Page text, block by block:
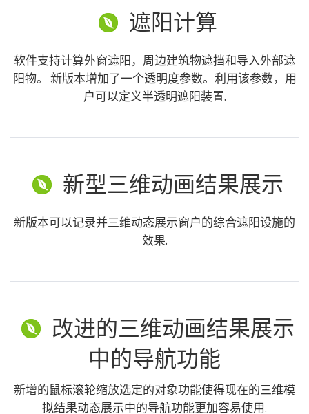
遮阳计算
软件支持计算外窗遮阳，周边建筑物遮挡和导入外部遮
阳物。 新版本增加了一个透明度参数。利用该参数，用
户可以定义半透明遮阳装置.
新型三维动画结果展示
新版本可以记录并三维动态展示窗户的综合遮阳设施的
效果.
改进的三维动画结果展示
中的导航功能
新增的鼠标滚轮缩放选定的对象功能使得现在的三维模
拟结果动态展示中的导航功能更加容易使用.